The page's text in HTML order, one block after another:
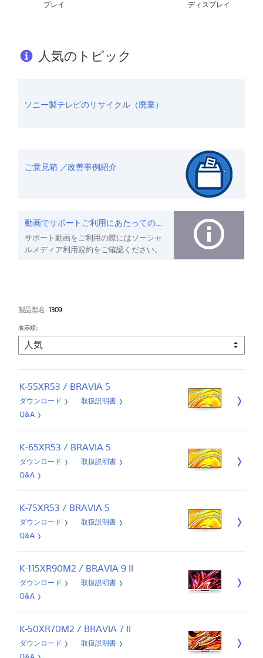
プレイ
ディスプレイ
人気のトピック
ソニー製テレビのリサイクル（廃棄）
ご意見箱 ／改善事例紹介
動画でサポートご利用にあたってのお願い
サポート動画をご利用の際にはソーシャ
ルメディア利用規約をご確認ください。
製品型名:1309
表示順:
K-55XR53 / BRAVIA 5
ダウンロード
取扱説明書
Q&A
K-65XR53 / BRAVIA 5
ダウンロード
取扱説明書
Q&A
K-75XR53 / BRAVIA 5
ダウンロード
取扱説明書
Q&A
K-115XR90M2 / BRAVIA 9 II
ダウンロード
取扱説明書
Q&A
K-50XR70M2 / BRAVIA 7 II
ダウンロード
取扱説明書